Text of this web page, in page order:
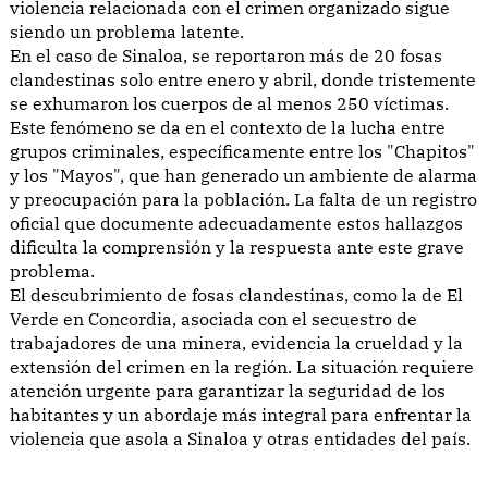
violencia relacionada con el crimen organizado sigue
siendo un problema latente.
En el caso de Sinaloa, se reportaron más de 20 fosas
clandestinas solo entre enero y abril, donde tristemente
se exhumaron los cuerpos de al menos 250 víctimas.
Este fenómeno se da en el contexto de la lucha entre
grupos criminales, específicamente entre los "Chapitos"
y los "Mayos", que han generado un ambiente de alarma
y preocupación para la población. La falta de un registro
oficial que documente adecuadamente estos hallazgos
dificulta la comprensión y la respuesta ante este grave
problema.
El descubrimiento de fosas clandestinas, como la de El
Verde en Concordia, asociada con el secuestro de
trabajadores de una minera, evidencia la crueldad y la
extensión del crimen en la región. La situación requiere
atención urgente para garantizar la seguridad de los
habitantes y un abordaje más integral para enfrentar la
violencia que asola a Sinaloa y otras entidades del país.